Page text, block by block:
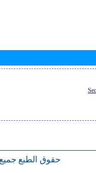
حقوق الطبع